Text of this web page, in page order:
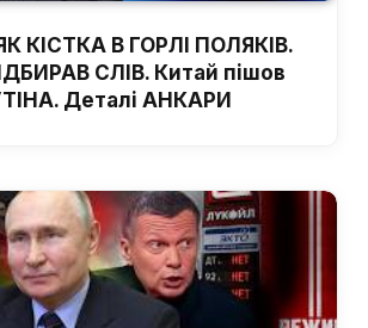
КІСТКА В ГОРЛІ ПОЛЯКІВ.
СЛІВ. Китай пішов
Деталі АНКАРИ